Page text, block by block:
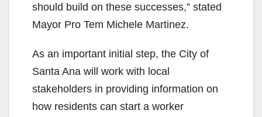
should build on these successes,” stated
Mayor Pro Tem Michele Martinez.
As an important initial step, the City of
Santa Ana will work with local
stakeholders in providing information on
how residents can start a worker